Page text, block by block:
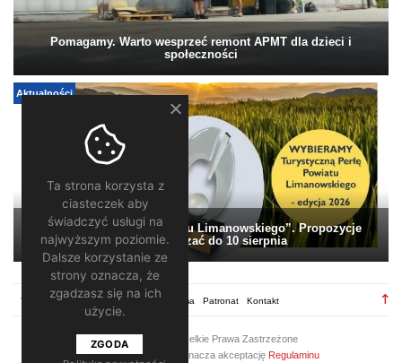
Pomagamy. Warto wesprzeć remont APMT dla dzieci i
społeczności
Aktualności
„Turystyczna Perła Powiatu Limanowskiego”. Propozycje
można zgłaszać do 10 sierpnia
Regulamin Redakcja Reklama Patronat Kontakt
2026 ©
/ Wszelkie Prawa Zastrzeżone
Korzystanie z portalu oznacza akceptację Regulaminu
Ta strona korzysta z
ciasteczek aby
świadczyć usługi na
najwyższym poziomie.
Dalsze korzystanie ze
strony oznacza, że
zgadzasz się na ich
użycie.
ZGODA